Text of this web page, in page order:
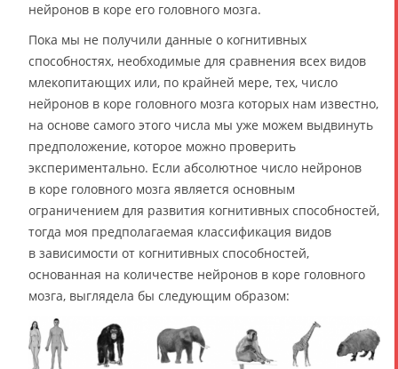
нейронов в коре его головного мозга.
Пока мы не получили данные о когнитивных
способностях, необходимые для сравнения всех видов
млекопитающих или, по крайней мере, тех, число
нейронов в коре головного мозга которых нам известно,
на основе самого этого числа мы уже можем выдвинуть
предположение, которое можно проверить
экспериментально. Если абсолютное число нейронов
в коре головного мозга является основным
ограничением для развития когнитивных способностей,
тогда моя предполагаемая классификация видов
в зависимости от когнитивных способностей,
основанная на количестве нейронов в коре головного
мозга, выглядела бы следующим образом: